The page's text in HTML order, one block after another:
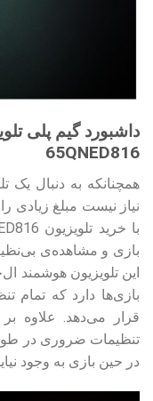
65QNED816
همچنانکه به دنبال یک
نیاز نیست مبلغ زیادی
این تلویزیون هوشمند
بازی‌ها دارد که تمام
تنظیمات ضروری در
در حین بازی به وجود